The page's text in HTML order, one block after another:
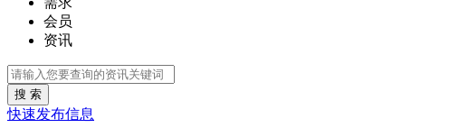
会员
资讯
搜 索
快速发布信息